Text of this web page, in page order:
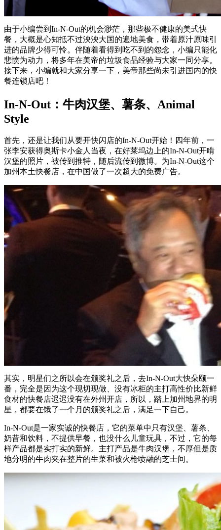
由于小编尝到In-N-Out的机会渺茫，那些极不健康的美式快
餐，大概是心知抵不过泱泱大国的遍地美食，带着原汁原味引
进的品牌少得可怜。伴随着看得到吃不到的怨念，小编只能化
悲愤为动力，将多年在美帝的垃圾食品经验与大家一同分享。
接下来，小编就和大家分享一下，美帝那些尚未引进国内的快
餐连锁店吧！
In-N-Out：牛肉汉堡、薯条、Animal
Style
首先，还是让我们从要开快闪店的In-N-Out开始！四年前，一
张李安获得奥斯卡小金人当夜，在好莱坞边上的In-N-Out开啃
汉堡的照片，被传到推特，随后流传到微博。为In-N-Out这个
加州本土快餐店，在中国做了一次超大的免费广告。
其实，明星们之所以会在颁奖礼之后，去In-N-Out大快朵颐一
番，完全是因为这个现切现做、没有冰柜的主打高性价比新鲜
食材的快餐店迟迟没有在外州开店，所以，踏上加州地界的明
星，都要在饿了一个月的颁奖礼之后，满足一下自己。
In-N-Out是一家实诚的快餐店，它的菜单中只有汉堡、薯条、
奶昔和饮料，不提供早餐，也没什么儿童玩具，不过，它的每
样产品都是实打实的新鲜。主打产品是牛肉汉堡，不厚但是质
地分明的牛肉夹在整片的生菜和被火枪喷融的芝士间。